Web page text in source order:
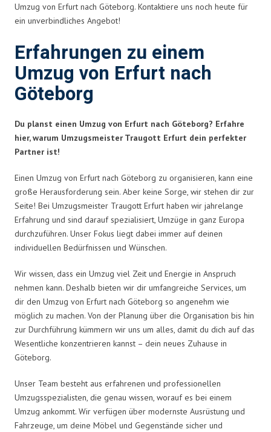
Umzug von Erfurt nach Göteborg. Kontaktiere uns noch heute für
ein unverbindliches Angebot!
Erfahrungen zu einem
Umzug von Erfurt nach
Göteborg
Du planst einen Umzug von Erfurt nach Göteborg? Erfahre
hier, warum Umzugsmeister Traugott Erfurt dein perfekter
Partner ist!
Einen Umzug von Erfurt nach Göteborg zu organisieren, kann eine
große Herausforderung sein. Aber keine Sorge, wir stehen dir zur
Seite! Bei Umzugsmeister Traugott Erfurt haben wir jahrelange
Erfahrung und sind darauf spezialisiert, Umzüge in ganz Europa
durchzuführen. Unser Fokus liegt dabei immer auf deinen
individuellen Bedürfnissen und Wünschen.
Wir wissen, dass ein Umzug viel Zeit und Energie in Anspruch
nehmen kann. Deshalb bieten wir dir umfangreiche Services, um
dir den Umzug von Erfurt nach Göteborg so angenehm wie
möglich zu machen. Von der Planung über die Organisation bis hin
zur Durchführung kümmern wir uns um alles, damit du dich auf das
Wesentliche konzentrieren kannst – dein neues Zuhause in
Göteborg.
Unser Team besteht aus erfahrenen und professionellen
Umzugsspezialisten, die genau wissen, worauf es bei einem
Umzug ankommt. Wir verfügen über modernste Ausrüstung und
Fahrzeuge, um deine Möbel und Gegenstände sicher und